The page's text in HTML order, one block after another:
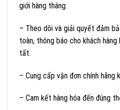
giới hàng tháng.
– Theo dõi và giải quyết đảm
toàn, thông báo cho khách
tất.
– Cung cấp vận đơn chính hãng
– Cam kết hàng hóa đến đúng